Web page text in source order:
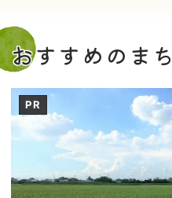
おすすめのまち
PR